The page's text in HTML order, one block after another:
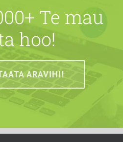
Te mau
hoo!
ARAVIHI!